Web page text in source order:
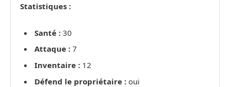
Statistiques :
Santé : 30
Attaque : 7
Inventaire : 12
Défend le propriétaire : oui